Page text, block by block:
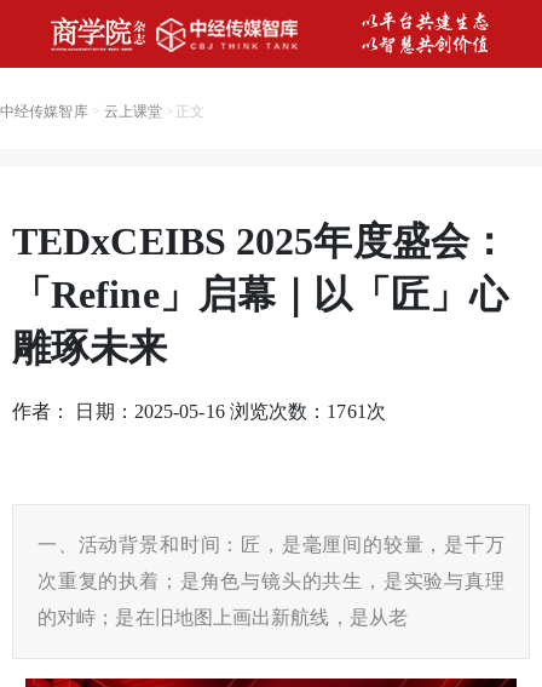
中经传媒智库> 云上课堂 > 正文
TEDxCEIBS 2025年度盛会：
「Refine」启幕｜以「匠」心
雕琢未来
作者： 日期：2025-05-16 浏览次数： 1761 次
一、活动背景和时间：匠，是毫厘间的较量，是千万
次重复的执着；是角色与镜头的共生，是实验与真理
的对峙；是在旧地图上画出新航线，是从老